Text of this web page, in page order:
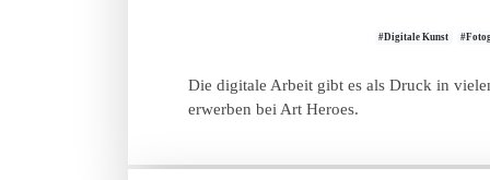
#Digitale Kunst
Die digitale Arbeit gibt es als Druck in
erwerben bei Art Heroes.